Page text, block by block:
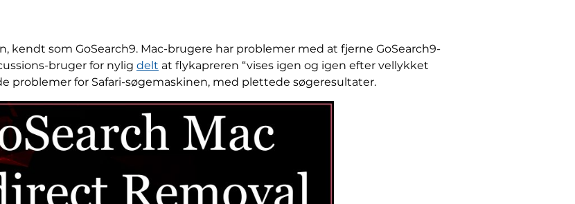
kendt som GoSearch9. Mac-brugere har problemer med at fjerne GoSearch9-
bruger for nylig delt at flykapreren “vises igen og igen efter vellykket
problemer for Safari-søgemaskinen, med plettede søgeresultater.